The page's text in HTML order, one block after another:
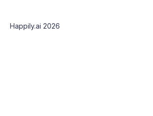
Happily.ai 2026